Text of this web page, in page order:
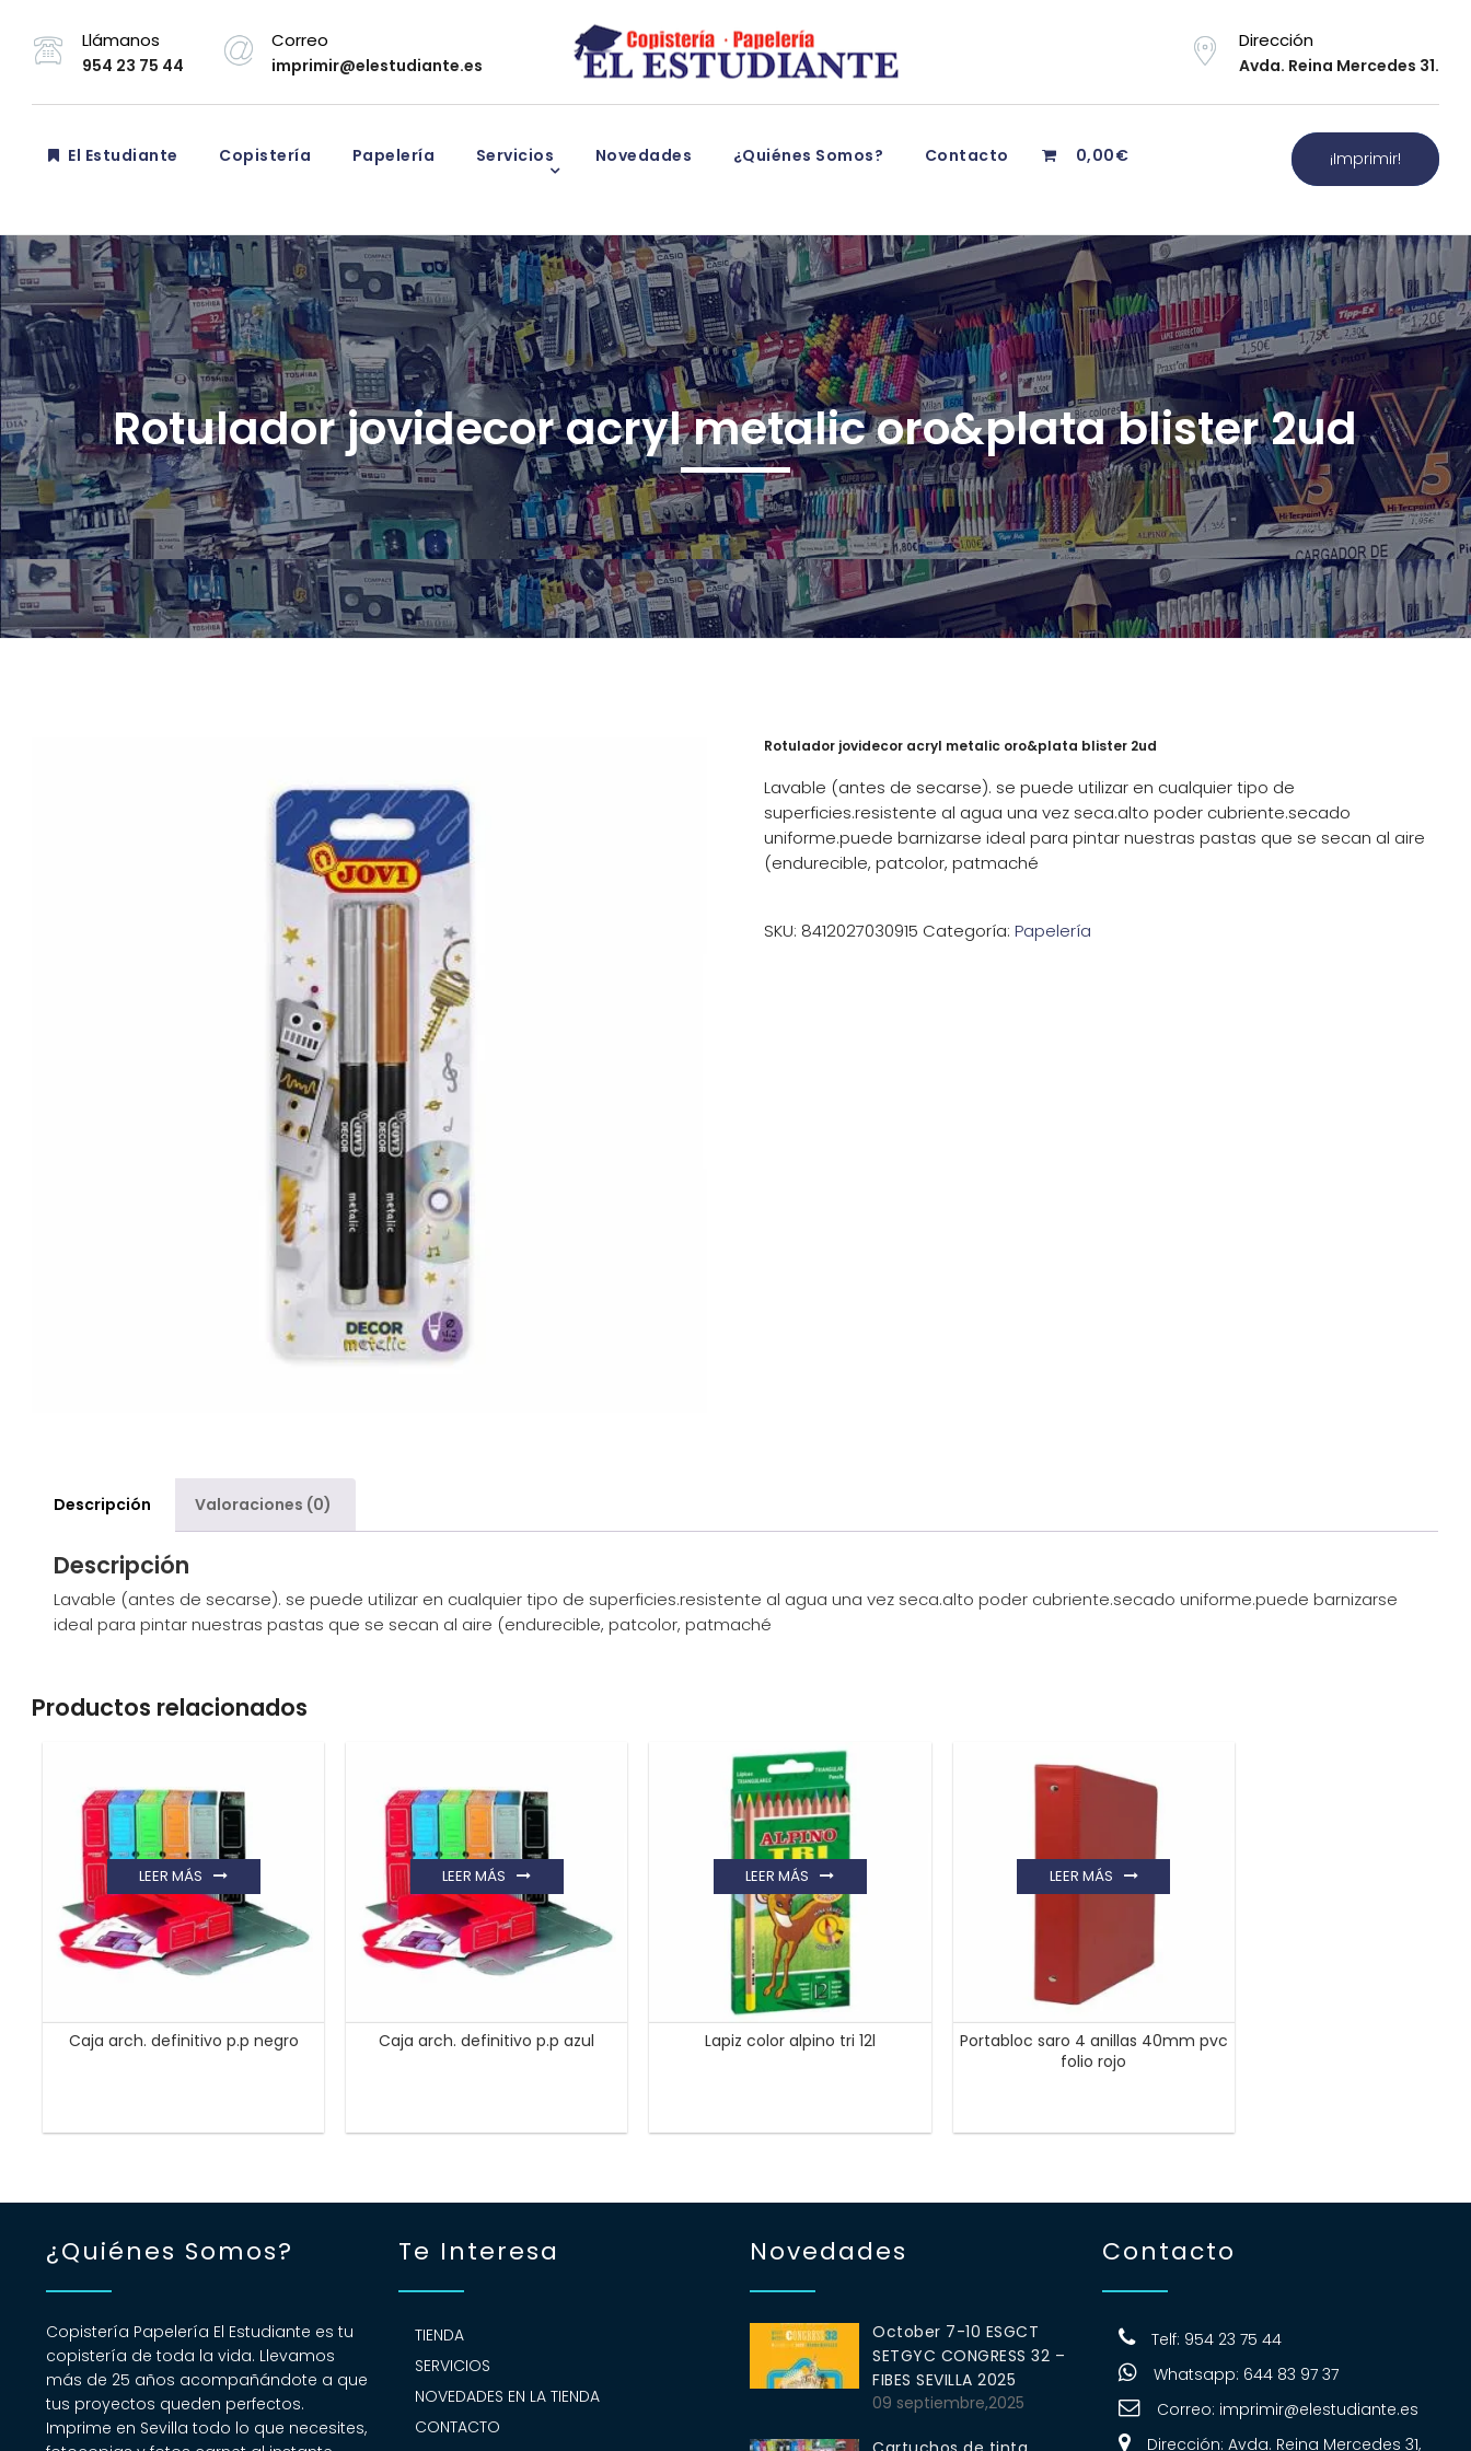
Llámanos
954 23 75 44
Correo
imprimir@elestudiante.es
Dirección
Avda. Reina Mercedes 31.
El Estudiante Copistería Papelería Servicios Novedades ¿Quiénes Somos? Contacto 0,00€ ¡Imprimir!
Rotulador jovidecor acryl metalic oro&plata blister 2ud
Rotulador jovidecor acryl metalic oro&plata blister 2ud
Lavable (antes de secarse). se puede utilizar en cualquier tipo de
superficies.resistente al agua una vez seca.alto poder cubriente.secado
uniforme.puede barnizarse ideal para pintar nuestras pastas que se secan al aire
(endurecible, patcolor, patmaché
SKU: 8412027030915 Categoría: Papelería
Descripción Valoraciones (0)
Descripción
Lavable (antes de secarse). se puede utilizar en cualquier tipo de superficies.resistente al agua una vez seca.alto poder cubriente.secado uniforme.puede barnizarse
ideal para pintar nuestras pastas que se secan al aire (endurecible, patcolor, patmaché
Productos relacionados
Caja arch. definitivo p.p negro
LEER MÁS
Caja arch. definitivo p.p azul
LEER MÁS
Lapiz color alpino tri 12l
LEER MÁS
Portabloc saro 4 anillas 40mm pvc
folio rojo
LEER MÁS
¿Quiénes Somos?
Copistería Papelería El Estudiante es tu
copistería de toda la vida. Llevamos
más de 25 años acompañándote a que
tus proyectos queden perfectos.
Imprime en Sevilla todo lo que necesites,
Te Interesa
TIENDA
SERVICIOS
NOVEDADES EN LA TIENDA
CONTACTO
Novedades
October 7-10 ESGCT
SETGYC CONGRESS 32 –
FIBES SEVILLA 2025
09 septiembre,2025
Contacto
Telf: 954 23 75 44
Whatsapp: 644 83 97 37
Correo: imprimir@elestudiante.es
Dirección: Avda. Reina Mercedes 31,